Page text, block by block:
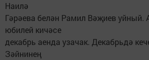
Наилә
Гәрәева белән Рамил Вәҗиев уйный.
юбилей кичәсе
декабрь аенда узачак. Декабрьдә
Зәйнинең